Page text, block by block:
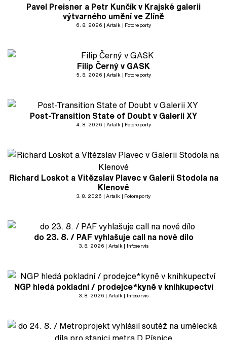
Pavel Preisner a Petr Kunčík v Krajské galerii
výtvarného umění ve Zlíně
6. 8. 2026 Artalk Fotoreporty
Filip Černý v GASK
5. 8. 2026 Artalk Fotoreporty
Post-Transition State of Doubt v Galerii XY
4. 8. 2026 Artalk Fotoreporty
Richard Loskot a Vítězslav Plavec v Galerii Stodola na
Klenové
3. 8. 2026 Artalk Fotoreporty
do 23. 8. / PAF vyhlašuje call na nové dílo
3. 8. 2026 Artalk Infoservis
NGP hledá pokladní / prodejce*kyně v knihkupectví
3. 8. 2026 Artalk Infoservis